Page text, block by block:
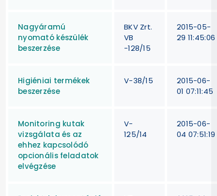
Nagyáramú
nyomató készülék
beszerzése
BKV Zrt.
VB
-128/15
2015-05-
29 11:45:06
Higiéniai termékek
beszerzése
V-38/15
2015-06-
01 07:11:45
Monitoring kutak
vizsgálata és az
ehhez kapcsolódó
opcionális feladatok
elvégzése
V-
125/14
2015-06-
04 07:51:19